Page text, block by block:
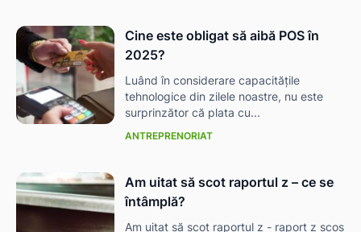
Cine este obligat să aibă POS în
2025?
Luând în considerare capacitățile
tehnologice din zilele noastre, nu este
surprinzător că plata cu...
ANTREPRENORIAT
Am uitat să scot raportul z – ce se
întâmplă?
Am uitat să scot raportul z - raport z scos